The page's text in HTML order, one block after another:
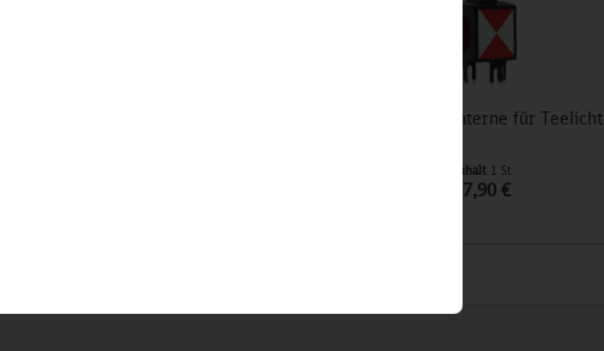
Zugschluss-Laterne für Teelicht
Inhalt 1 St
17,90 €